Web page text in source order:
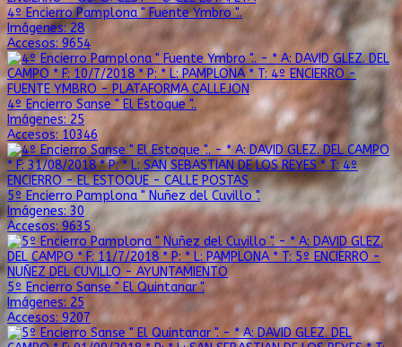
4º Encierro Pamplona " Fuente Ymbro "..
Imágenes: 28
Accesos: 9654
4º Encierro Sanse " El Estoque "..
Imágenes: 25
Accesos: 10346
5º Encierro Pamplona " Nuñez del Cuvillo ".
Imágenes: 30
Accesos: 9635
5º Encierro Sanse " El Quintanar ".
Imágenes: 25
Accesos: 9207